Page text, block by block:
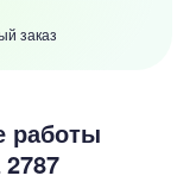
заказ
работы